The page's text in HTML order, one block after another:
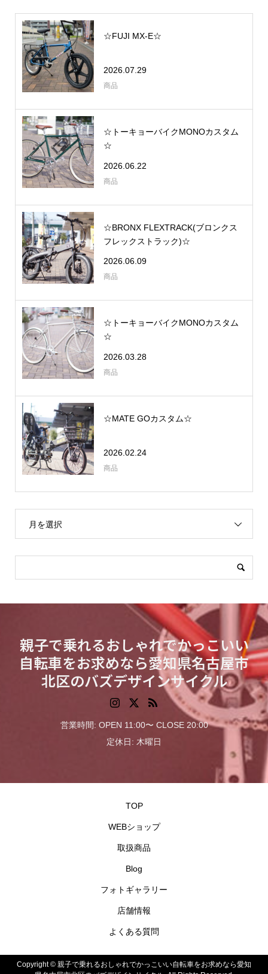
☆FUJI MX-E☆
2026.07.29
商品
☆トーキョーバイクMONOカスタム
☆
2026.06.22
商品
☆BRONX FLEXTRACK(ブロンクス
フレックストラック)☆
2026.06.09
商品
☆トーキョーバイクMONOカスタム
☆
2026.03.28
商品
☆MATE GOカスタム☆
2026.02.24
商品
月を選択
親子で乗れるおしゃれでかっこいい
自転車をお求めなら愛知県名古屋市
北区のバズデザインサイクル
営業時間: OPEN 11:00〜 CLOSE 20:00
定休日: 木曜日
TOP
WEBショップ
取扱商品
Blog
フォトギャラリー
店舗情報
よくある質問
Copyright © 親子で乗れるおしゃれでかっこいい自転車をお求めなら愛知